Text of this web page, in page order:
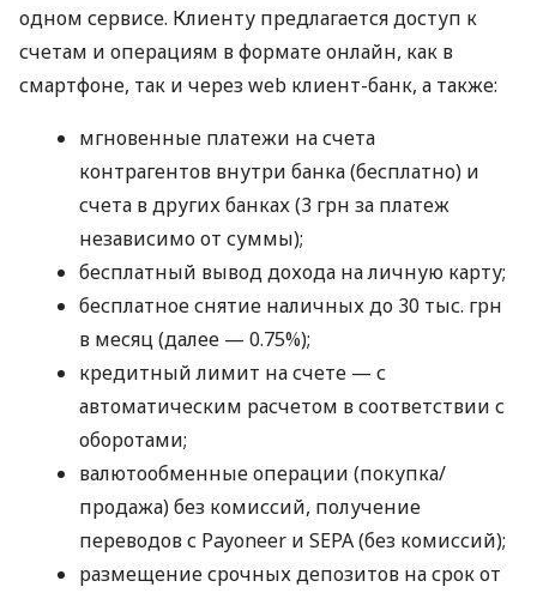
одном сервисе. Клиенту предлагается доступ к
счетам и операциям в формате онлайн, как в
смартфоне, так и через web клиент-банк, а также:
мгновенные платежи на счета
контрагентов внутри банка (бесплатно) и
счета в других банках (3 грн за платеж
независимо от суммы);
бесплатный вывод дохода на личную карту;
бесплатное снятие наличных до 30 тыс. грн
в месяц (далее — 0.75%);
кредитный лимит на счете — с
автоматическим расчетом в соответствии с
оборотами;
валютообменные операции (покупка/
продажа) без комиссий, получение
переводов с Payoneer и SEPA (без комиссий);
размещение срочных депозитов на срок от